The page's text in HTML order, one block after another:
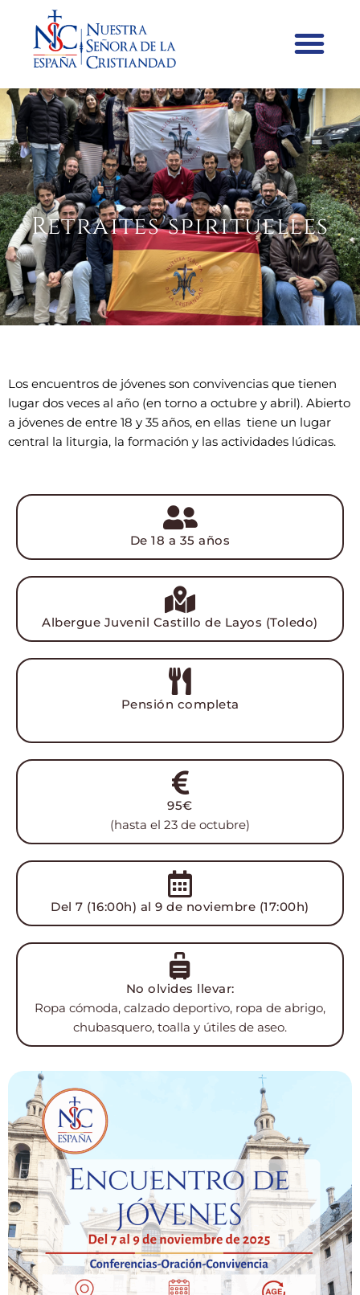
Retraites spirituelles
Los encuentros de jóvenes son convivencias que tienen
lugar dos veces al año (en torno a octubre y abril). Abierto
a jóvenes de entre 18 y 35 años, en ellas tiene un lugar
central la liturgia, la formación y las actividades lúdicas.
De 18 a 35 años
Albergue Juvenil Castillo de Layos (Toledo)
Pensión completa
95€
(hasta el 23 de octubre)
Del 7 (16:00h) al 9 de noviembre (17:00h)
No olvides llevar:
Ropa cómoda, calzado deportivo, ropa de abrigo,
chubasquero, toalla y útiles de aseo.